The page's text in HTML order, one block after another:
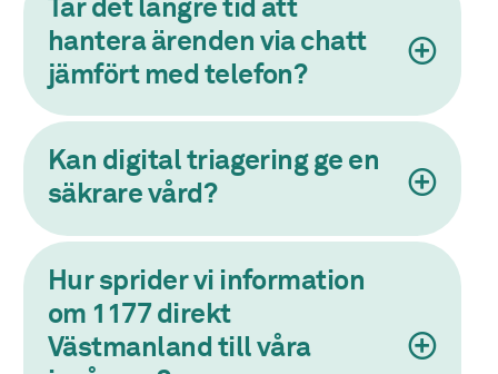
Tar det längre tid att
hantera ärenden via chatt
jämfört med telefon?
Kan digital triagering ge en
säkrare vård?
Hur sprider vi information
om 1177 direkt
Västmanland till våra